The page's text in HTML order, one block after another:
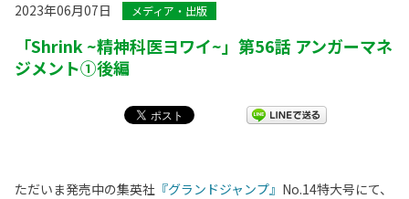
2023年06月07日 メディア・出版
「Shrink ~精神科医ヨワイ~」第56話 アンガーマネ
ジメント①後編
ただいま発売中の集英社 『グランドジャンプ』 No.14特大号にて、